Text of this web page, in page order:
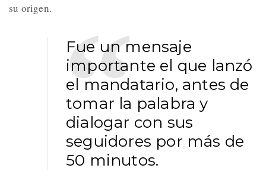
su origen.
Fue un mensaje
importante el que lanzó
el mandatario, antes de
tomar la palabra y
dialogar con sus
seguidores por más de
50 minutos.